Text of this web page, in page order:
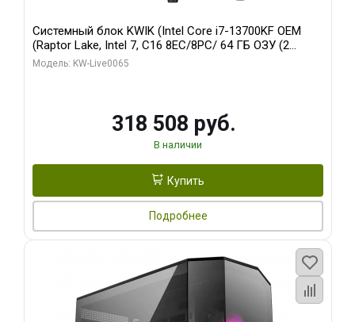
Системный блок KWIK (Intel Core i7-13700KF OEM
(Raptor Lake, Intel 7, C16 8EC/8PC/ 64 ГБ ОЗУ (2
модуля)/ ASUS RTX5080 PROART OC 16GB GDDR7
Модель: KW-Live0065
318 508 руб.
В наличии
Купить
Подробнее